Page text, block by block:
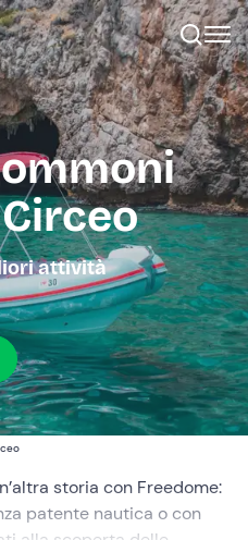
attività
storia con Freedome:
patente nautica o con